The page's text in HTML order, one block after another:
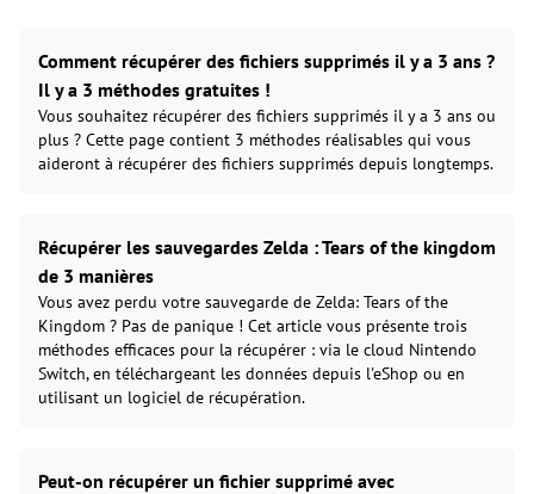
Comment récupérer des fichiers supprimés il y a 3 ans ?
Il y a 3 méthodes gratuites !
Vous souhaitez récupérer des fichiers supprimés il y a 3 ans ou
plus ? Cette page contient 3 méthodes réalisables qui vous
aideront à récupérer des fichiers supprimés depuis longtemps.
Récupérer les sauvegardes Zelda : Tears of the kingdom
de 3 manières
Vous avez perdu votre sauvegarde de Zelda: Tears of the
Kingdom ? Pas de panique ! Cet article vous présente trois
méthodes efficaces pour la récupérer : via le cloud Nintendo
Switch, en téléchargeant les données depuis l'eShop ou en
utilisant un logiciel de récupération.
Peut-on récupérer un fichier supprimé avec